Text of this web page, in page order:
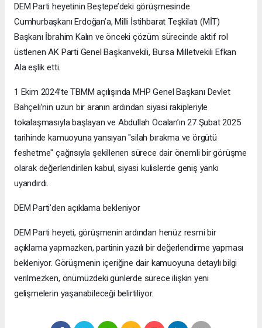
DEM Parti heyetinin Beştepe’deki görüşmesinde
Cumhurbaşkanı Erdoğan’a, Milli İstihbarat Teşkilatı (MİT)
Başkanı İbrahim Kalın ve önceki çözüm sürecinde aktif rol
üstlenen AK Parti Genel Başkanvekili, Bursa Milletvekili Efkan
Ala eşlik etti.
1 Ekim 2024’te TBMM açılışında MHP Genel Başkanı Devlet
Bahçeli’nin uzun bir aranın ardından siyasi rakipleriyle
tokalaşmasıyla başlayan ve Abdullah Öcalan’ın 27 Şubat 2025
tarihinde kamuoyuna yansıyan "silah bırakma ve örgütü
feshetme" çağrısıyla şekillenen sürece dair önemli bir görüşme
olarak değerlendirilen kabul, siyasi kulislerde geniş yankı
uyandırdı.
DEM Parti’den açıklama bekleniyor
DEM Parti heyeti, görüşmenin ardından henüz resmi bir
açıklama yapmazken, partinin yazılı bir değerlendirme yapması
bekleniyor. Görüşmenin içeriğine dair kamuoyuna detaylı bilgi
verilmezken, önümüzdeki günlerde sürece ilişkin yeni
gelişmelerin yaşanabileceği belirtiliyor.